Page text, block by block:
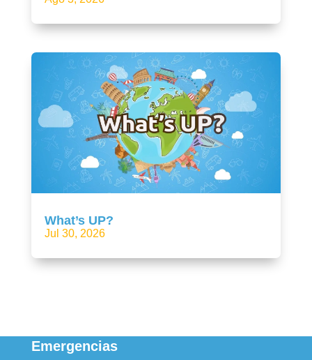
What’s UP?
Jul 30, 2026
Emergencias